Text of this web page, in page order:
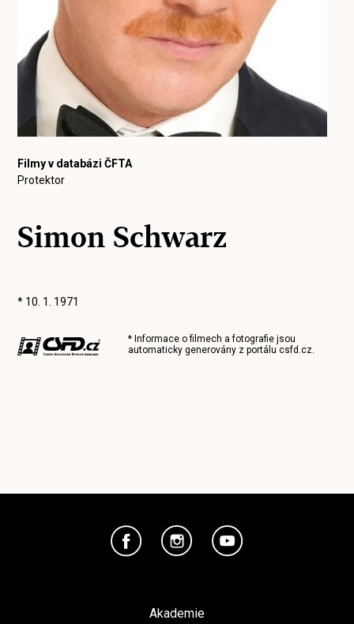
Filmy v databázi ČFTA
Protektor
Simon Schwarz
* 10. 1. 1971
* Informace o filmech a fotografie jsou
automaticky generovány z portálucsfd.cz.
Akademie